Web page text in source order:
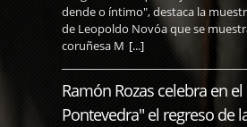
dende o íntimo", destaca la
de Leopoldo Novóa que se
coruñesa M [...]
Ramón Rozas celebra en
Pontevedra" el regreso de